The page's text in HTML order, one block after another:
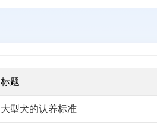
标题
大型犬的认养标准